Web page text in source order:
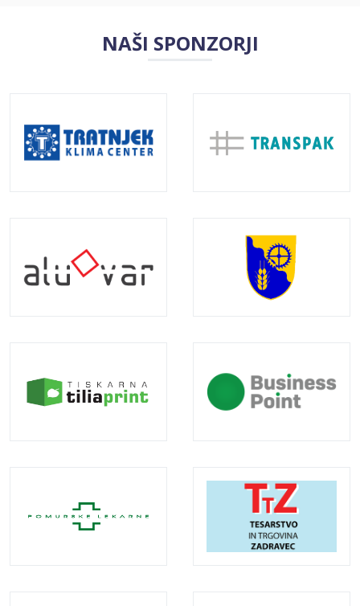
NAŠI SPONZORJI